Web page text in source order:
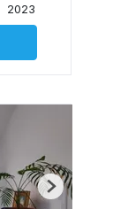
2023
Next